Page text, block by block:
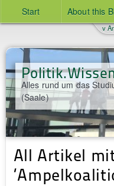
Start About this
Alles rund um das
(Saale)
v
All Artikel